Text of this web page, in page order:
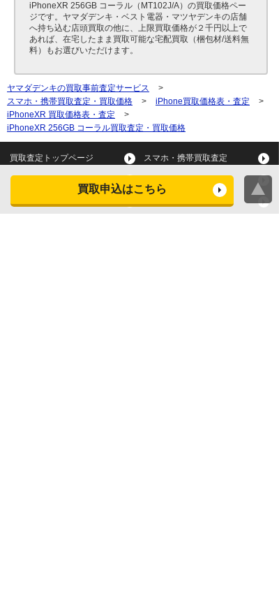
買取申込はこちら
iPhoneXR 256GB コーラル（MT102J/A）の買取価格ペー
ジです。ヤマダデンキ・ベスト電器・マツヤデンキの店舗
へ持ち込む店頭買取の他に、上限買取価格が２千円以上で
あれば、在宅したまま買取可能な宅配買取（梱包材/送料無
料）もお選びいただけます。
ヤマダデンキの買取事前査定サービス
>
スマホ・携帯買取査定・買取価格
> iPhone買取価格表・査定
>
iPhoneXR 買取価格表・査定
>
iPhoneXR 256GB コーラル買取査定・買取価格
買取査定トップページ スマホ・携帯買取査定
タブレット買取査定
スマートウォッチ買取査定